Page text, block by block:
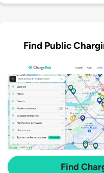
Find Public
Find